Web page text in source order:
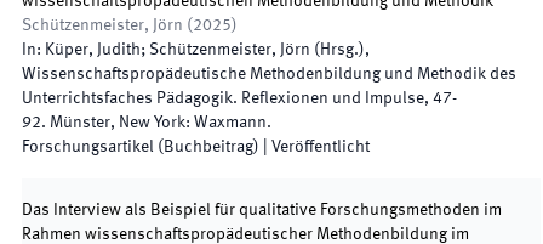
Schützenmeister, Jörn ( 2025)
In: Küper, Judith; Schützenmeister, Jörn ( Hrsg.),
Wissenschaftspropädeutische Methodenbildung und Methodik des
Unterrichtsfaches Pädagogik. Reflexionen und Impulse, 47-
92. Münster, New York: Waxmann.
Forschungsartikel (Buchbeitrag)
Veröffentlicht
Das Interview als Beispiel für qualitative Forschungsmethoden im
Rahmen wissenschaftspropädeutischer Methodenbildung im